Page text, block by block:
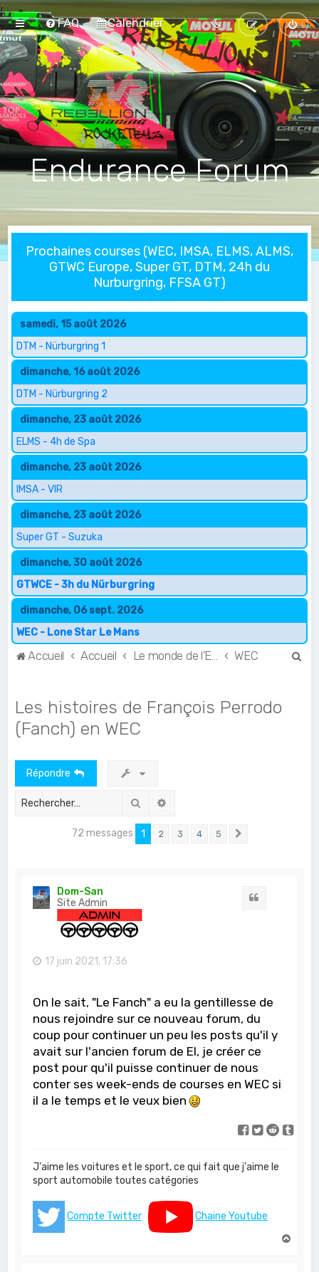
FAQ Calendrier
Endurance Forum
Prochaines courses (WEC, IMSA, ELMS, ALMS,
GTWC Europe, Super GT, DTM, 24h du
Nurburgring, FFSA GT)
samedi, 15 août 2026
DTM - Nürburgring 1
dimanche, 16 août 2026
DTM - Nürburgring 2
dimanche, 23 août 2026
ELMS - 4h de Spa
dimanche, 23 août 2026
IMSA - VIR
dimanche, 23 août 2026
Super GT - Suzuka
dimanche, 30 août 2026
GTWCE - 3h du Nürburgring
dimanche, 06 sept. 2026
WEC - Lone Star Le Mans
Accueil Accueil WEC
Les histoires de François Perrodo
(Fanch) en WEC
Répondre
Rechercher
72 messages 1 2 3 4 5
Dom-San
Site Admin
17 juin 2021, 17:36
On le sait, "Le Fanch" a eu la gentillesse de
nous rejoindre sur ce nouveau forum, du
coup pour continuer un peu les posts qu'il y
avait sur l'ancien forum de EI, je créer ce
post pour qu'il puisse continuer de nous
conter ses week-ends de courses en WEC si
il a le temps et le veux bien
J'aime les voitures et le sport, ce qui fait que j'aime le
sport automobile toutes catégories
Compte Twitter
Chaine Youtube